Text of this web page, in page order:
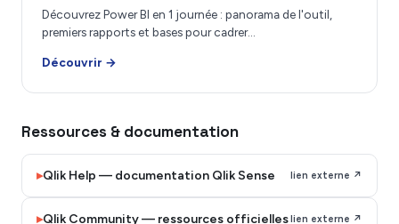
Découvrez Power BI en 1 journée : panorama de l'outil,
premiers rapports et bases pour cadrer…
Découvrir →
Ressources & documentation
▸Qlik Help — documentation Qlik Sense lien externe ↗
▸Qlik Community — ressources officielleslien externe ↗